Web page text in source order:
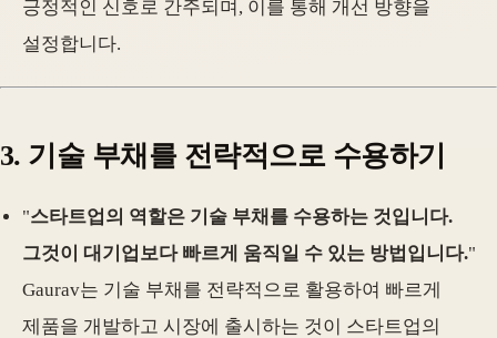
긍정적인 신호로 간주되며, 이를 통해 개선 방향을
설정합니다.
3. 기술 부채를 전략적으로 수용하기
"스타트업의 역할은 기술 부채를 수용하는 것입니다.
그것이 대기업보다 빠르게 움직일 수 있는 방법입니다."
Gaurav는 기술 부채를 전략적으로 활용하여 빠르게
제품을 개발하고 시장에 출시하는 것이 스타트업의